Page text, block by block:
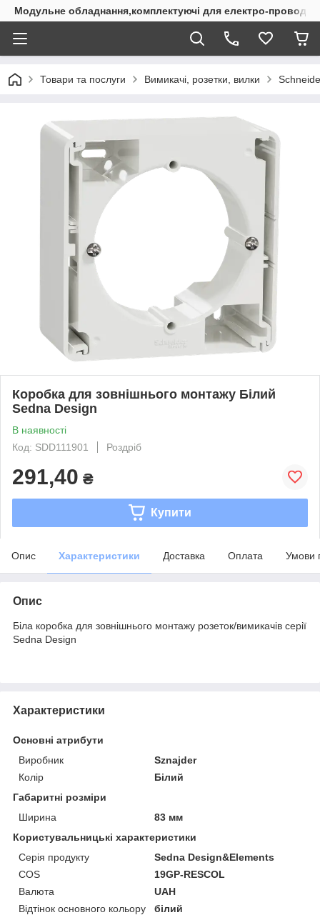
Модульне обладнання,комплектуючі для електро-проводки
Товари та послуги Вимикачі, розетки, вилки
Коробка для зовнішнього монтажу Білий
Sedna Design
В наявності
Код: SDD111901
Роздріб
291,40 ₴
Купити
Опис Характеристики Доставка Оплата Умови
Опис
Біла коробка для зовнішнього монтажу розеток/вимикачів серії
Sedna Design
Характеристики
Основні атрибути
Виробник
Sznajder
Колір
Білий
Габаритні розміри
Ширина
83 мм
Користувальницькі характеристики
Серія продукту
Sedna Design&Elements
COS
19GP-RESCOL
Валюта
UAH
Відтінок основного кольору
білий